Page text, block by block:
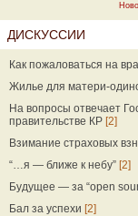
ДИСКУССИИ
Как пожаловаться на
Жилье для матери-
На вопросы отвечает
правительстве КР [2]
Взимание страховых
“…я — ближе к небу” [2]
Будущее — за “open
Бал за успехи [2]